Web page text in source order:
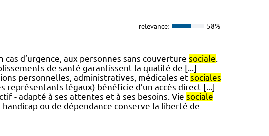
relevance: 58%
d’urgence, aux personnes sans couverture sociale.
de santé garantissent la qualité de [...]
personnelles, administratives, médicales et sociales
représentants légaux) bénéficie d’un accès direct [...]
- adapté à ses attentes et à ses besoins. Vie sociale
ou de dépendance conserve la liberté de